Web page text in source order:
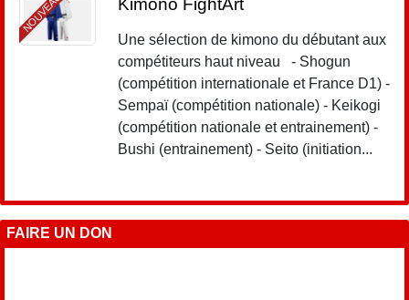
NOUVEAU Kimono FightArt
Une sélection de kimono du débutant aux
compétiteurs haut niveau - Shogun
(compétition internationale et France D1) -
Sempaï (compétition nationale) - Keikogi
(compétition nationale et entrainement) -
Bushi (entrainement) - Seito (initiation...
FAIRE UN DON